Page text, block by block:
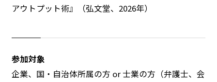
アウトプット術』（弘文堂、2026年）
参加対象
企業、国・自治体所属の方 or 士業の方（弁護士、会